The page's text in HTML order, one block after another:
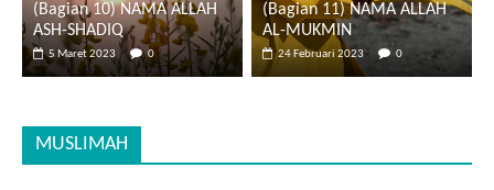
(Bagian 10) NAMA ALLAH
ASH-SHADIQ
5 Maret 2023 0
(Bagian 11) NAMA ALLAH
AL-MUKMIN
24 Februari 2023 0
MUSLIMAH